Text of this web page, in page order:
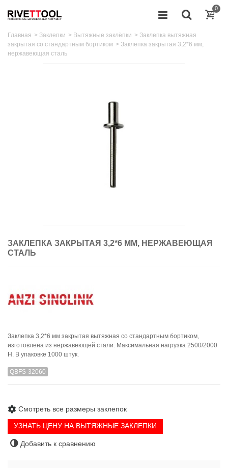
0
Главная > Заклепки > Вытяжные заклёпки > Заклепка вытяжная
закрытая со стандартным бортиком > Заклепка закрытая 3,2*6 мм,
нержавеющая сталь
ЗАКЛЕПКА ЗАКРЫТАЯ 3,2*6 ММ, НЕРЖАВЕЮЩАЯ
СТАЛЬ
Заклепка 3,2*6 мм закрытая вытяжная со стандартным бортиком,
изготовлена из нержавеющей стали. Максимальная нагрузка 2500/2000
H. В упаковке 1000 штук.
QBFS-32060
Смотреть все размеры заклепок
УЗНАТЬ ЦЕНУ НА ВЫТЯЖНЫЕ ЗАКЛЕПКИ
Добавить к сравнению